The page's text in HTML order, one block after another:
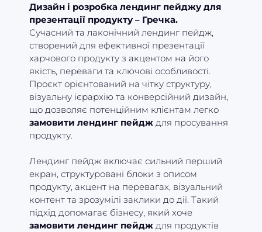
Дизайн і розробка лендинг пейджу для
презентації продукту – Гречка.
Сучасний та лаконічний лендинг пейдж,
створений для ефективної презентації
харчового продукту з акцентом на його
якість, переваги та ключові особливості.
Проєкт орієнтований на чітку структуру,
візуальну ієрархію та конверсійний дизайн,
що дозволяє потенційним клієнтам легко
замовити лендинг пейдж для просування
продукту.
Лендинг пейдж включає сильний перший
екран, структуровані блоки з описом
продукту, акцент на перевагах, візуальний
контент та зрозумілі заклики до дії. Такий
підхід допомагає бізнесу, який хоче
замовити лендинг пейдж для продуктів